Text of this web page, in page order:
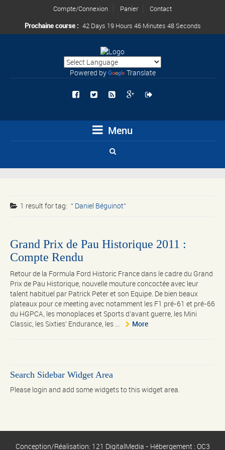
Compte/Connexion Panier
Contact
Prochaine course : 42 Days 19 Hours 46 Minutes 48 Seconds
Powered by Translate
Menu
1 result fortag: Daniel Béguinot
Grand Prix de Pau Historique 2011 :
Compte Rendu
Retour de la Formula Ford Historic France dans le cadre du Grand
Prix de Pau Historique, nouvelle mouture concoctée avec leur
talent habituel par Patrick Peter et son Equipe. De bien beaux
plateaux pour ce meeting avec notamment les F1 pré-61 et pré-66
du HGPCA, les monoplaces et Sports d’avant guerre, les Mini
Classic, les Sixties’ Endurance, les ...
More
Search Sidebar Widget Area
Please login and add some widgets to this widget area.
Conception/Réalisation: 121 DigitalMedia - Hébergement : OC3